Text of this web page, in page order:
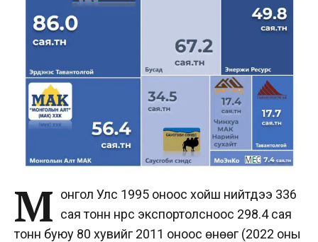
М онгол Улс 1995 оноос хойш нийтдээ 336
сая тонн нүүрс экспортолсноос 298.4 сая
тонн буюу 80 хувийг 2011 оноос өнөөг (2022 оны